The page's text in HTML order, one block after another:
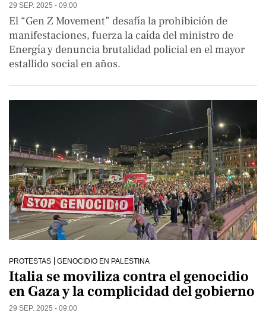
29 SEP. 2025 - 09:00
El “Gen Z Movement” desafía la prohibición de
manifestaciones, fuerza la caída del ministro de
Energía y denuncia brutalidad policial en el mayor
estallido social en años.
PROTESTAS GENOCIDIO EN PALESTINA
Italia se moviliza contra el genocidio
en Gaza y la complicidad del gobierno
29 SEP. 2025 - 09:00